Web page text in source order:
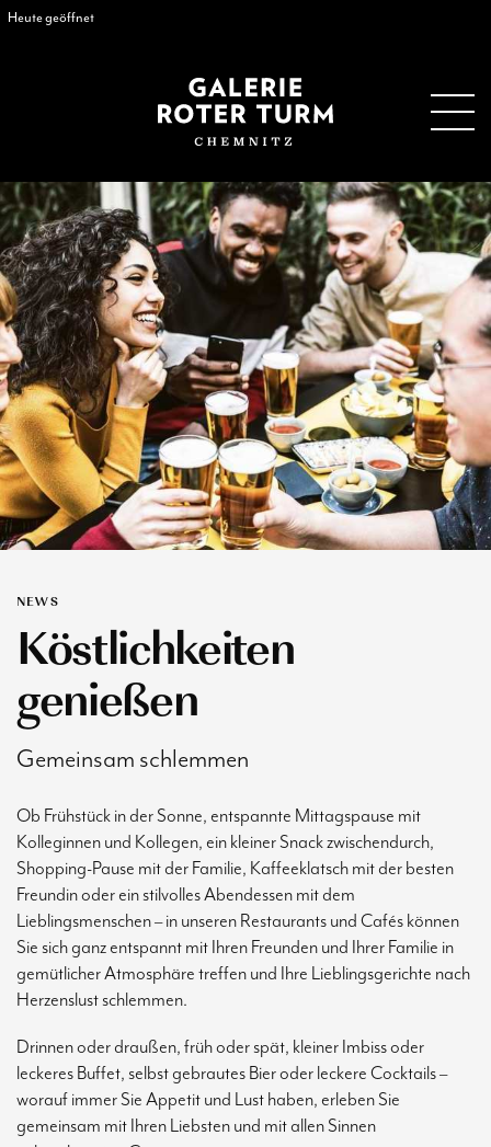
Heute geöffnet
NEWS
Köstlichkeiten
genießen
Gemeinsam schlemmen
Ob Frühstück in der Sonne, entspannte Mittagspause mit
Kolleginnen und Kollegen, ein kleiner Snack zwischendurch,
Shopping-Pause mit der Familie, Kaffeeklatsch mit der besten
Freundin oder ein stilvolles Abendessen mit dem
Lieblingsmenschen – in unseren Restaurants und Cafés können
Sie sich ganz entspannt mit Ihren Freunden und Ihrer Familie in
gemütlicher Atmosphäre treffen und Ihre Lieblingsgerichte nach
Herzenslust schlemmen.
Drinnen oder draußen, früh oder spät, kleiner Imbiss oder
leckeres Buffet, selbst gebrautes Bier oder leckere Cocktails –
worauf immer Sie Appetit und Lust haben, erleben Sie
gemeinsam mit Ihren Liebsten und mit allen Sinnen